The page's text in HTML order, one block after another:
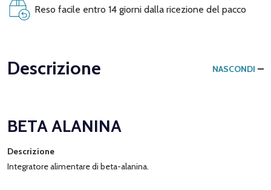
Reso facile entro 14 giorni dalla ricezione del pacco
Descrizione NASCONDI
BETA ALANINA
Descrizione
Integratore alimentare di beta-alanina.